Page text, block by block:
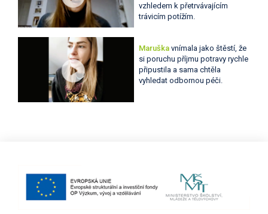
vzhledem k přetrvávajícím
trávicím potížím.
Maruška vnímala jako štěstí, že
si poruchu příjmu potravy rychle
připustila a sama chtěla
vyhledat odbornou péči.